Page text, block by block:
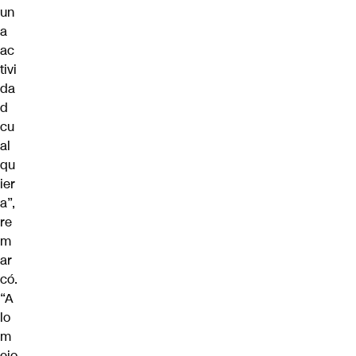
un
a
ac
tivi
da
d
cu
al
qu
ier
a”,
re
m
ar
có.
“A
lo
m